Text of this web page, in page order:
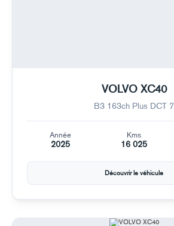
VOLVO XC40
B3 163ch Plus DCT 7
Année
2025
Kms
16 025
Découvrir le véhicule